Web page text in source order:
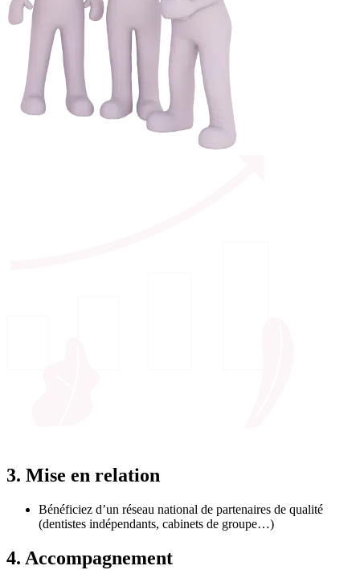
3. Mise en relation
Bénéficiez d’un réseau national de partenaires de qualité
(dentistes indépendants, cabinets de groupe…)
4. Accompagnement